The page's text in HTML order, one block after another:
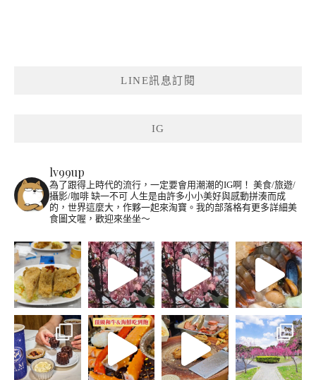
LINE訊息訂閱
IG
lv99up
為了跟得上時代的流行，一定要會用潮潮的IG啊！ 美食/旅遊/
攝影/咖啡 缺一不可 人生是由許多小小美好與感動拼湊而成
的，世界這麼大，作夥一起來淘寶。我的部落格有更多詳細美
食圖文喔，歡迎來坐坐～